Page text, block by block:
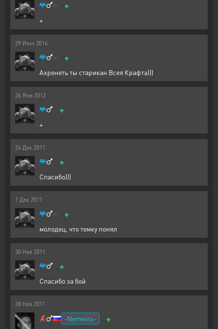
+
+
29 Июн 2016
+
Ахренеть ты старикан Всея Крафта)))
26 Янв 2012
+
+
24 Дек 2011
+
Спасибо)))
1 Дек 2011
+
молодец, что темку понял
30 Ноя 2011
+
Спасибо за бой
28 Ноя 2011
-Nemesis- +